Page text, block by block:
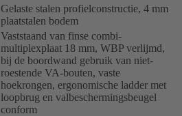
Gelaste stalen profielconstructie, 4 mm
plaatstalen bodem
Vaststaand van finse combi-
multiplexplaat 18 mm, WBP verlijmd,
bij de boordwand gebruik van niet-
roestende VA-bouten, vaste
hoekrongen, ergonomische ladder met
loopbrug en valbeschermingsbeugel
conform